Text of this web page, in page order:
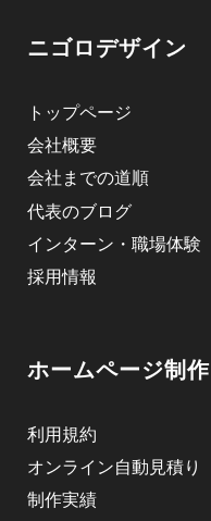
ニゴロデザイン
トップページ
会社概要
会社までの道順
代表のブログ
インターン・職場体験
採用情報
ホームページ制作
利用規約
オンライン自動見積り
制作実績